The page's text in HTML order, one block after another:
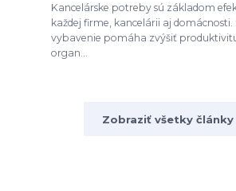
Kancelárske potreby sú základom
každej firme, kancelárii aj domácnosti.
vybavenie pomáha zvýšiť
organ...
Zobraziť všetky články